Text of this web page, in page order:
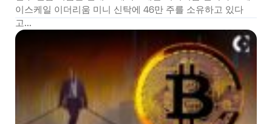
이스케일 이더리움 미니 신탁에 46만 주를 소유하고 있다
고...